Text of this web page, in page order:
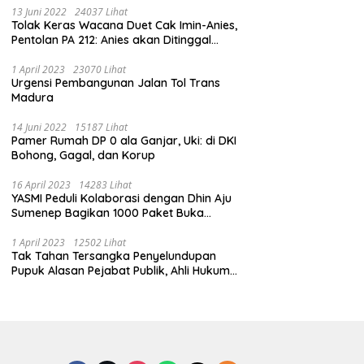
13 Juni 2022 24037 Lihat
Tolak Keras Wacana Duet Cak Imin-Anies,
Pentolan PA 212: Anies akan Ditinggal
1 April 2023 23070 Lihat
Urgensi Pembangunan Jalan Tol Trans
Madura
14 Juni 2022 15187 Lihat
Pamer Rumah DP 0 ala Ganjar, Uki: di DKI
Bohong, Gagal, dan Korup
16 April 2023 14283 Lihat
YASMI Peduli Kolaborasi dengan Dhin Aju
Sumenep Bagikan 1000 Paket Buka
1 April 2023 12502 Lihat
Tak Tahan Tersangka Penyelundupan
Pupuk Alasan Pejabat Publik, Ahli Hukum